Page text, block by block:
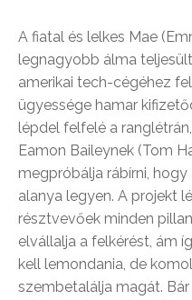
A fiatal és lelkes Mae
legnagyobb álma
amerikai tech-cégéhez
ügyessége hamar
lépdel felfelé a
Eamon Baileynek (Tom
megpróbálja rábírni,
alanya legyen. A projekt
résztvevőek minden
elvállalja a felkérést, ám
kell lemondania, de
szembetalálja magát.